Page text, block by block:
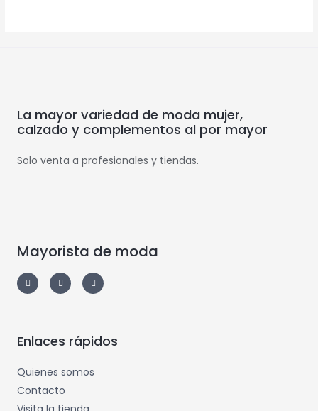
La mayor variedad de moda mujer,
calzado y complementos al por mayor
Solo venta a profesionales y tiendas.
Mayorista de moda
Enlaces rápidos
Quienes somos
Contacto